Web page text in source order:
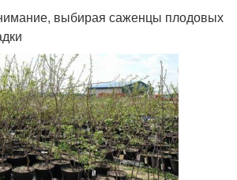
выбирая саженцы плодовых